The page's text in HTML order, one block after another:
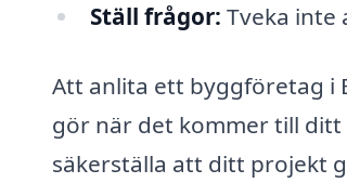
Ställ frågor: Tveka inte
Att anlita ett byggföretag i
gör när det kommer till
säkerställa att ditt projekt